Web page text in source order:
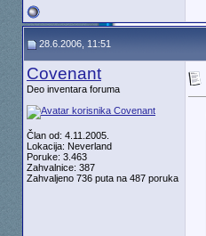
28.6.2006, 11:51
Covenant
Deo inventara foruma
Član od: 4.11.2005.
Lokacija: Neverland
Poruke: 3.463
Zahvalnice: 387
Zahvaljeno 736 puta na 487 poruka